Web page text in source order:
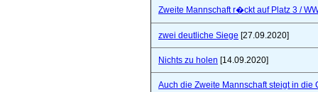
Zweite Mannschaft r�ckt auf Platz 3 /
zwei deutliche Siege [27.09.2020]
Nichts zu holen [14.09.2020]
Auch die Zweite Mannschaft steigt in die